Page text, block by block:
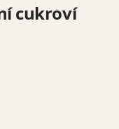
cukroví